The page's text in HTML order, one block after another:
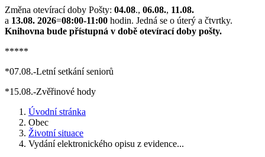
Změna otevírací doby Pošty: 04.08., 06.08., 11.08.
a 13.08. 2026=08:00-11:00 hodin. Jedná se o úterý a čtvrtky.
Knihovna bude přístupná v době otevírací doby pošty.
*****
*07.08.-Letní setkání seniorů
*15.08.-Zvěřinové hody
Úvodní stránka
Obec
Životní situace
Vydání elektronického opisu z evidence...